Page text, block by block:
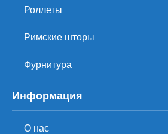
Роллеты
Римские шторы
Фурнитура
Информация
О нас